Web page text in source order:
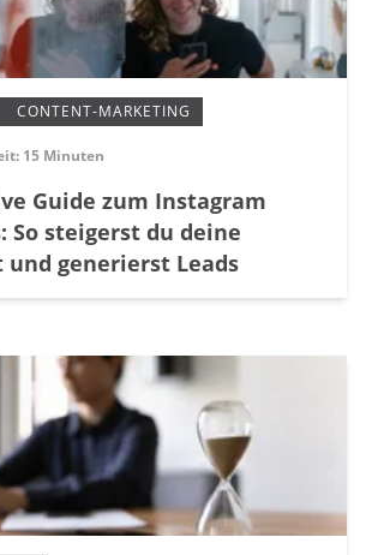
CONTENT-MARKETING
15 Minuten
Guide zum Instagram
So steigerst du deine
generierst Leads